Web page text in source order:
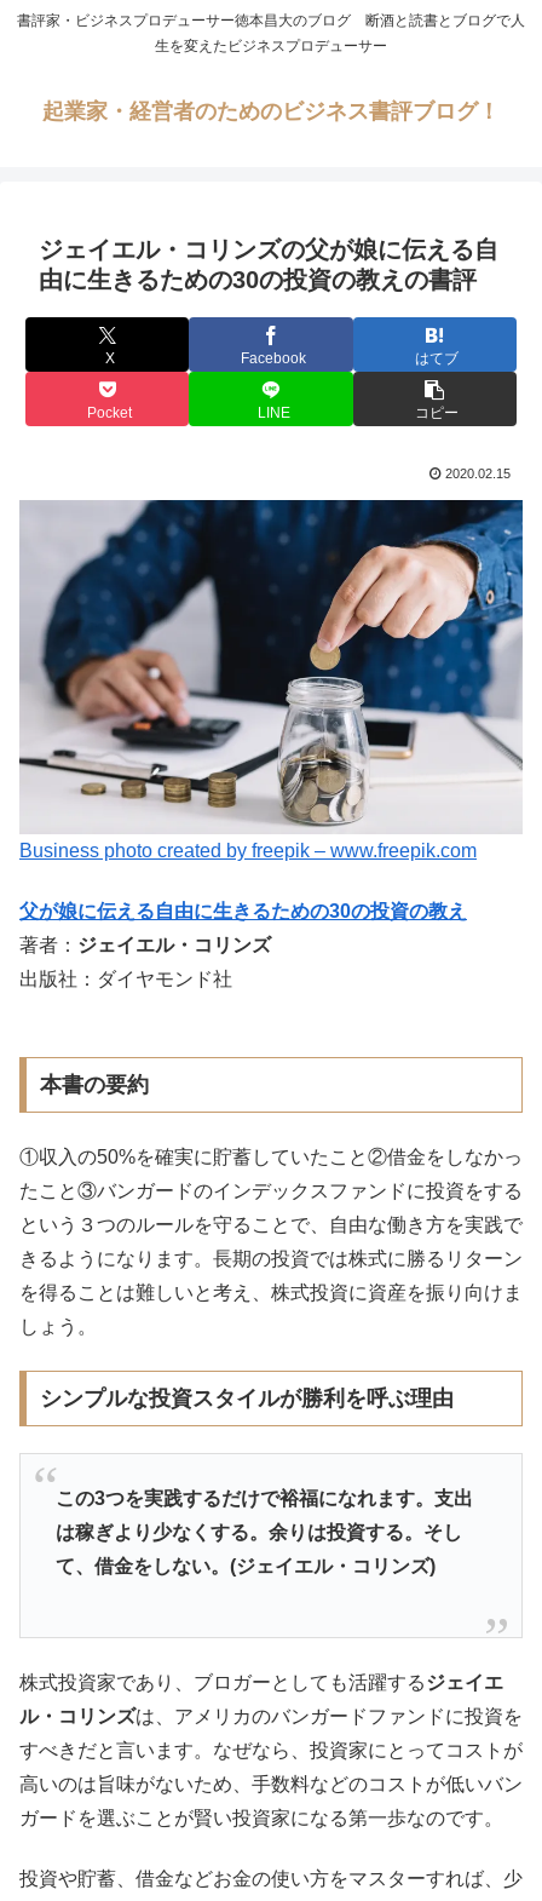
書評家・ビジネスプロデューサー徳本昌大のブログ 断酒と読書とブログで人
生を変えたビジネスプロデューサー
起業家・経営者のためのビジネス書評ブログ！
ジェイエル・コリンズの父が娘に伝える自
由に生きるための30の投資の教えの書評
X Facebook はてブ
Pocket LINE コピー
2020.02.15
Business photo created by freepik – www.freepik.com
父が娘に伝える自由に生きるための30の投資の教え
著者： ジェイエル・コリンズ
出版社：ダイヤモンド社
本書の要約
①収入の50%を確実に貯蓄していたこと②借金をしなかっ
たこと③バンガードのインデックスファンドに投資をする
という３つのルールを守ることで、自由な働き方を実践で
きるようになります。長期の投資では株式に勝るリターン
を得ることは難しいと考え、株式投資に資産を振り向けま
しょう。
シンプルな投資スタイルが勝利を呼ぶ理由
この3つを実践するだけで裕福になれます。支出
は稼ぎより少なくする。余りは投資する。そし
て、借金をしない。(ジェイエル・コリンズ)
株式投資家であり、ブロガーとしても活躍するジェイエ
ル・コリンズは、アメリカのバンガードファンドに投資を
すべきだと言います。なぜなら、投資家にとってコストが
高いのは旨味がないため、手数料などのコストが低いバン
ガードを選ぶことが賢い投資家になる第一歩なのです。
投資や貯蓄、借金などお金の使い方をマスターすれば、少